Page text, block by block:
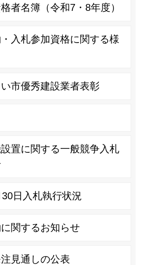
者名簿（令和7・8年度）
入札参加資格に関する様
市優秀建設業者表彰
置に関する一般競争入札
日入札執行状況
関するお知らせ
見通しの公表